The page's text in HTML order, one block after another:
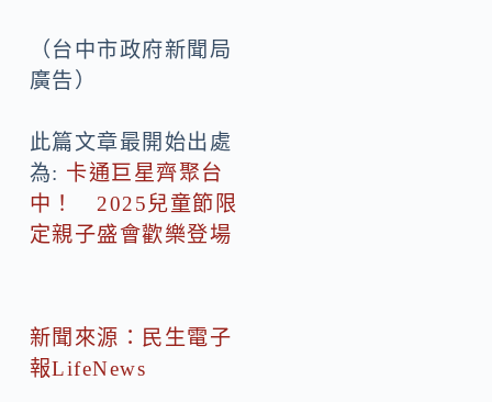
（台中市政府新聞局
廣告）
此篇文章最開始出處
為: 卡通巨星齊聚台
中！ 2025兒童節限
定親子盛會歡樂登場
新聞來源：民生電子
報LifeNews